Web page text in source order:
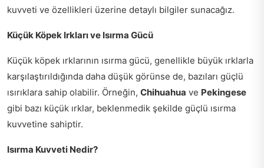
kuvveti ve özellikleri üzerine detaylı bilgiler sunacağız.
Küçük Köpek Irkları ve Isırma Gücü
Küçük köpek ırklarının ısırma gücü, genellikle büyük ırklarla
karşılaştırıldığında daha düşük görünse de, bazıları güçlü
ısırıklara sahip olabilir. Örneğin, Chihuahua ve Pekingese
gibi bazı küçük ırklar, beklenmedik şekilde güçlü ısırma
kuvvetine sahiptir.
Isırma Kuvveti Nedir?